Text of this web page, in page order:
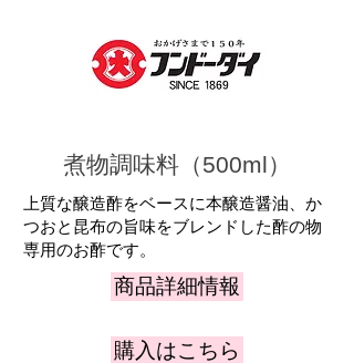
煮物調味料（500ml）
上質な醸造酢をベースに本醸造醤油、か
つおと昆布の旨味をブレンドした酢の物
専用のお酢です。
商品詳細情報
購入はこちら